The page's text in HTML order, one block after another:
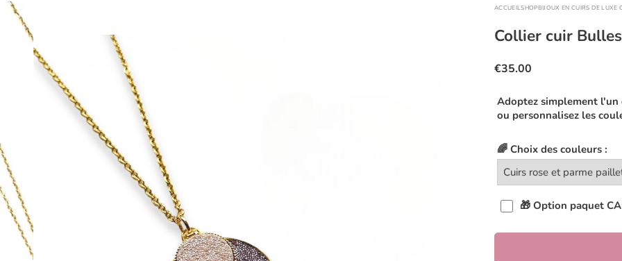
ACCUEILSHOPBIJOUX EN CUIRS DE LUXE
Collier cuir
€35.00
Adoptez simplement l'un
ou personnalisez les
🌈 Choix des couleurs :
🎁 Option paquet